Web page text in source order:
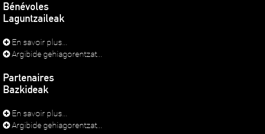
Bénévoles
Laguntzaileak
En savoir plus...
Argibide gehiagorentzat...
Partenaires
Bazkideak
En savoir plus...
Argibide gehiagorentzat...